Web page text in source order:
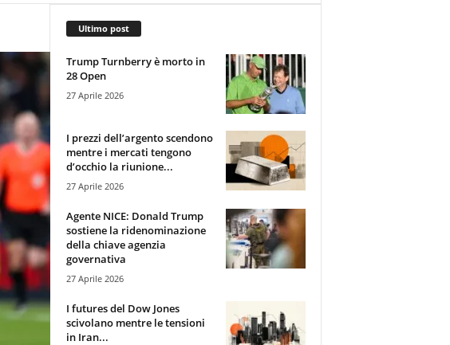
Ultimo post
Trump Turnberry è morto in
28 Open
27 Aprile 2026
I prezzi dell’argento scendono
mentre i mercati tengono
d’occhio la riunione...
27 Aprile 2026
Agente NICE: Donald Trump
sostiene la ridenominazione
della chiave agenzia
governativa
27 Aprile 2026
I futures del Dow Jones
scivolano mentre le tensioni
in Iran...